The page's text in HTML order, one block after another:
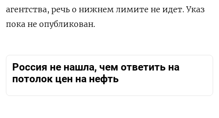
агентства, речь о нижнем лимите не идет. Указ
пока не опубликован.
Россия не нашла, чем ответить на
потолок цен на нефть